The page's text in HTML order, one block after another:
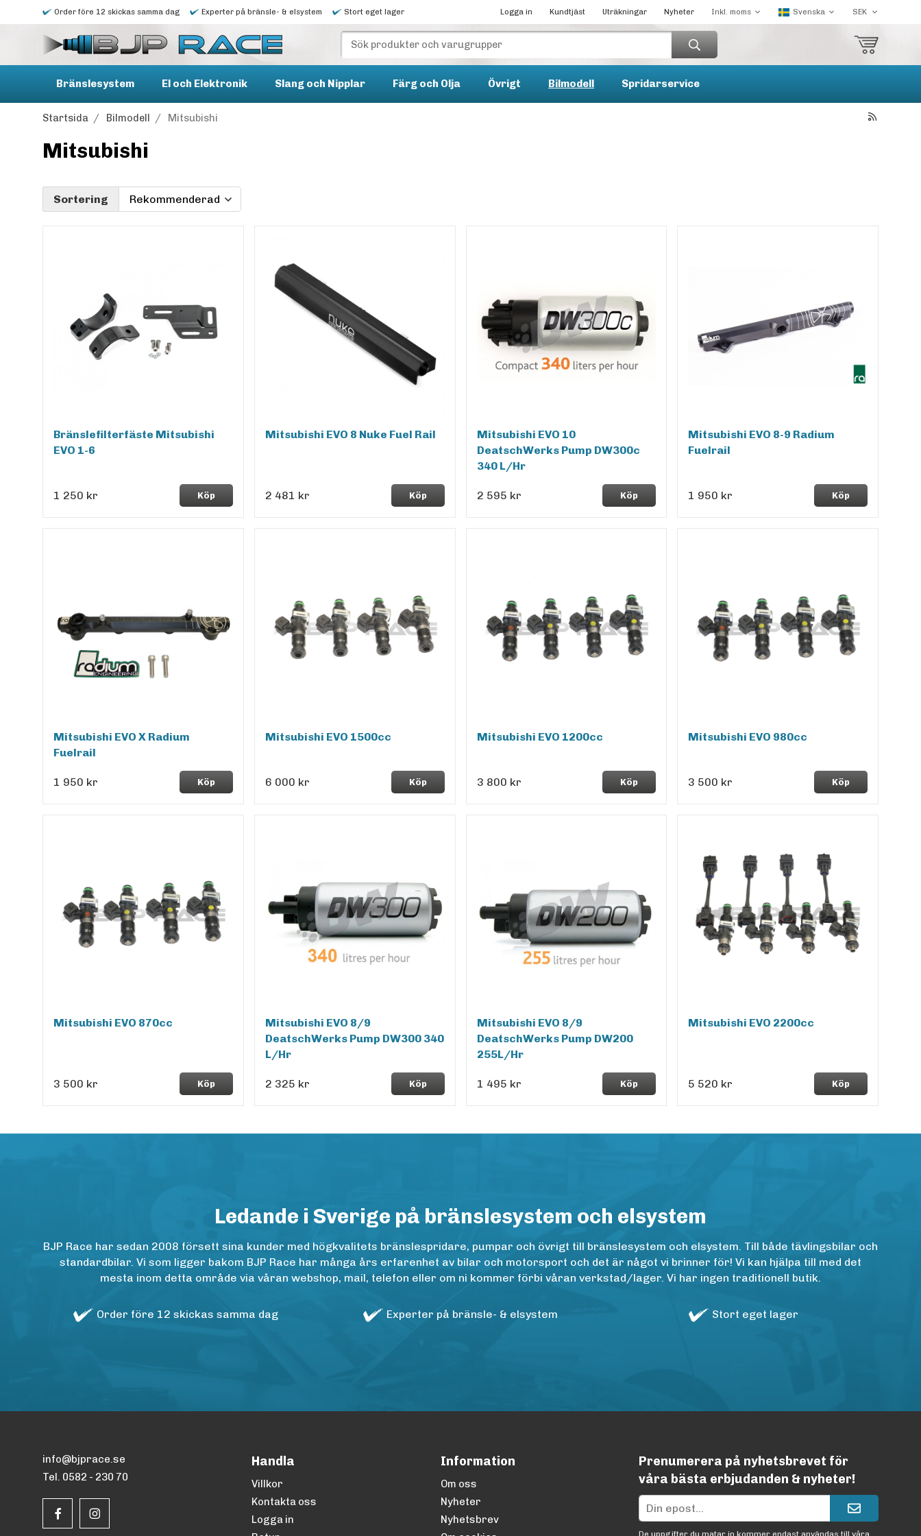
Order före 12 skickas samma dag Experter på bränsle- & elsystem Stort eget lager Logga in Kundtjäst Uträkningar Nyheter
Bränslesystem El och Elektronik Slang och Nipplar Färg och Olja Övrigt Bilmodell Spridarservice
Startsida / Bilmodell / Mitsubishi
Mitsubishi
Sortering
Bränslefilterfäste Mitsubishi
EVO 1-6
1 250 kr Köp
Mitsubishi EVO 8 Nuke Fuel Rail
2 481 kr Köp
Mitsubishi EVO 10
DeatschWerks Pump DW300c
340 L/Hr
2 595 kr Köp
Mitsubishi EVO 8-9 Radium
Fuelrail
1 950 kr Köp
Mitsubishi EVO X Radium
Fuelrail
1 950 kr Köp
Mitsubishi EVO 1500cc
6 000 kr Köp
Mitsubishi EVO 1200cc
3 800 kr Köp
Mitsubishi EVO 980cc
3 500 kr Köp
Mitsubishi EVO 870cc
3 500 kr Köp
Mitsubishi EVO 8/9
DeatschWerks Pump DW300 340
L/Hr
2 325 kr Köp
Mitsubishi EVO 8/9
DeatschWerks Pump DW200
255L/Hr
1 495 kr Köp
Mitsubishi EVO 2200cc
5 520 kr Köp
Ledande i Sverige på bränslesystem och elsystem
BJP Race har sedan 2008 försett sina kunder med högkvalitets bränslespridare, pumpar och övrigt till bränslesystem och elsystem. Till både tävlingsbilar och
standardbilar. Vi som ligger bakom BJP Race har många års erfarenhet av bilar och motorsport och det är något vi brinner för! Vi kan hjälpa till med det
mesta inom detta område via våran webshop, mail, telefon eller om ni kommer förbi våran verkstad/lager. Vi har ingen traditionell butik.
Order före 12 skickas samma dag Experter på bränsle- & elsystem Stort eget lager
info@bjprace.se
Tel. 0582 - 230 70
Handla
Villkor
Kontakta oss
Logga in
Information
Om oss
Nyheter
Nyhetsbrev
Prenumerera på nyhetsbrevet för
våra bästa erbjudanden & nyheter!